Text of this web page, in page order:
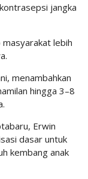
jangka
masyarakat lebih
menambahkan
hingga 3–8
Erwin
dasar untuk
kembang anak